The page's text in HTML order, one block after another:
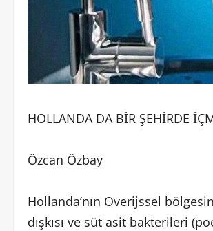
HOLLANDA DA BİR ŞEHİRDE
Özcan Özbay
Hollanda’nın Overijssel
dışkısı ve süt asit bakterileri